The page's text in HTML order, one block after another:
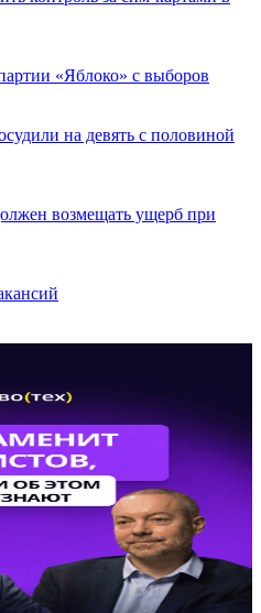
«Яблоко» с выборов
на девять с половиной
возмещать ущерб при